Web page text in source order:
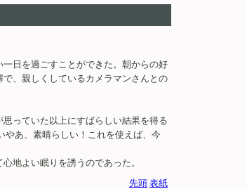
日を過ごすことができた。朝からの好
、親しくしているカメラマンさんとの
っていた以上にすばらしい結果を得る
やあ、素晴らしい！これを使えば、今
地よい眠りを誘うのであった。
先頭 表紙